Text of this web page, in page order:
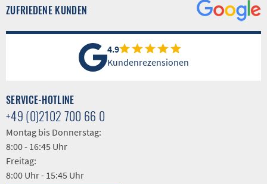
ZUFRIEDENE KUNDEN
4.9
Kundenrezensionen
SERVICE-HOTLINE
+49 (0)2102 700 66 0
Montag bis Donnerstag:
8:00 - 16:45 Uhr
Freitag:
8:00 Uhr - 15:45 Uhr